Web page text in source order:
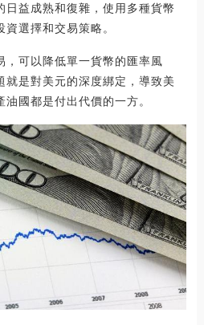
日益成熟和復雜，使用多種貨幣
選擇和交易策略。
，可以降低單一貨幣的匯率風
就是對美元的深度綁定，導致美
國都是付出代價的一方。